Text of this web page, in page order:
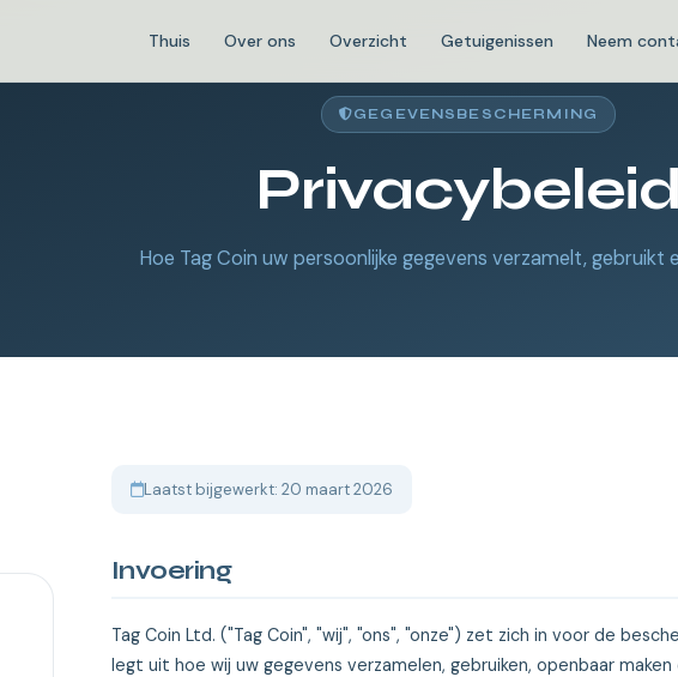
Thuis Over ons Overzicht Getuigenissen Neem
GEGEVENSBESCHERMING
Privacybeleid
Hoe Tag Coin uw persoonlijke gegevens verzamelt, gebruikt
Laatst bijgewerkt: 20 maart 2026
Invoering
Tag Coin Ltd. ("Tag Coin", "wij", "ons", "onze") zet zich in voor de
legt uit hoe wij uw gegevens verzamelen, gebruiken, openbaar